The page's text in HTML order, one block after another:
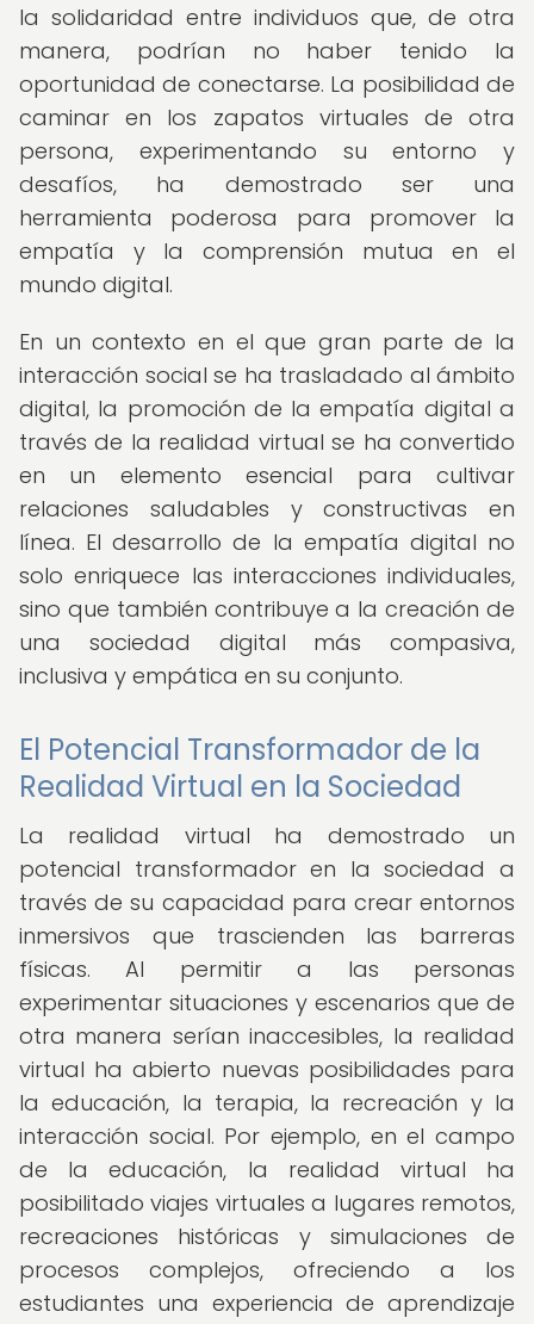
la solidaridad entre individuos que, de otra
manera, podrían no haber tenido la
oportunidad de conectarse. La posibilidad de
caminar en los zapatos virtuales de otra
persona, experimentando su entorno y
desafíos, ha demostrado ser una
herramienta poderosa para promover la
empatía y la comprensión mutua en el
mundo digital.
En un contexto en el que gran parte de la
interacción social se ha trasladado al ámbito
digital, la promoción de la empatía digital a
través de la realidad virtual se ha convertido
en un elemento esencial para cultivar
relaciones saludables y constructivas en
línea. El desarrollo de la empatía digital no
solo enriquece las interacciones individuales,
sino que también contribuye a la creación de
una sociedad digital más compasiva,
inclusiva y empática en su conjunto.
El Potencial Transformador de la
Realidad Virtual en la Sociedad
La realidad virtual ha demostrado un
potencial transformador en la sociedad a
través de su capacidad para crear entornos
inmersivos que trascienden las barreras
físicas. Al permitir a las personas
experimentar situaciones y escenarios que de
otra manera serían inaccesibles, la realidad
virtual ha abierto nuevas posibilidades para
la educación, la terapia, la recreación y la
interacción social. Por ejemplo, en el campo
de la educación, la realidad virtual ha
posibilitado viajes virtuales a lugares remotos,
recreaciones históricas y simulaciones de
procesos complejos, ofreciendo a los
estudiantes una experiencia de aprendizaje